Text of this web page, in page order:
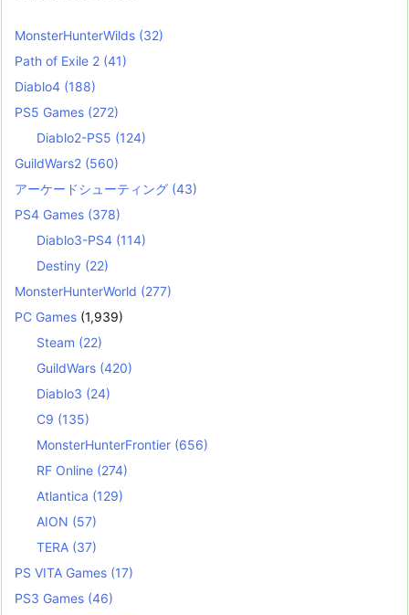
MonsterHunterWilds (32)
Path of Exile 2 (41)
Diablo4 (188)
PS5 Games (272)
Diablo2-PS5 (124)
GuildWars2 (560)
アーケードシューティング (43)
PS4 Games (378)
Diablo3-PS4 (114)
Destiny (22)
MonsterHunterWorld (277)
PC Games (1,939)
Steam (22)
GuildWars (420)
Diablo3 (24)
C9 (135)
MonsterHunterFrontier (656)
RF Online (274)
Atlantica (129)
AION (57)
TERA (37)
PS VITA Games (17)
PS3 Games (46)